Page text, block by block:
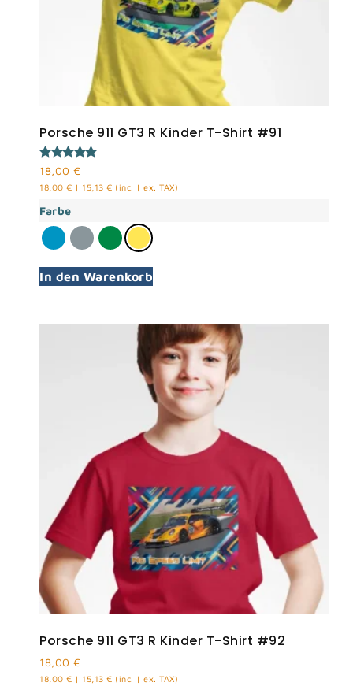
Porsche 911 GT3 R Kinder T-Shirt #91
Bewertet
mit
5.00
18,00 €
18,00 € | 15,13 € (inc. | ex. TAX)
Farbe
In den Warenkorb
Porsche 911 GT3 R Kinder T-Shirt #92
18,00 €
18,00 € | 15,13 € (inc. | ex. TAX)